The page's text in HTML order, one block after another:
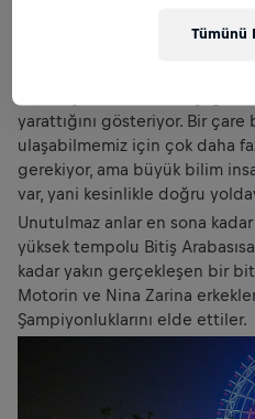
yarattığını gösteriyor. Bir çare
ulaşabilmemiz için çok daha
gerekiyor, ama büyük bilim
var, yani kesinlikle doğru
Unutulmaz anlar en sona
yüksek tempolu Bitiş
kadar yakın gerçekleşen bir
Motorin ve Nina Zarina
Şampiyonluklarını elde ettiler.
Tümünü